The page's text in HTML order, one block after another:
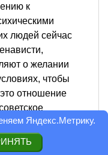
к
людей сейчас
о желании
чтобы
отношение
по
как к
с ними так,
Яндекс.Метрику.